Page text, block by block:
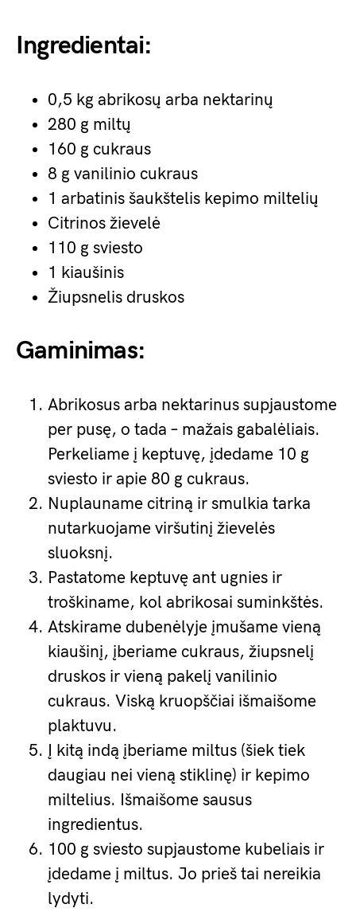
Ingredientai:
0,5 kg abrikosų arba nektarinų
280 g miltų
160 g cukraus
8 g vanilinio cukraus
1 arbatinis šaukštelis kepimo miltelių
Citrinos žievelė
110 g sviesto
1 kiaušinis
Žiupsnelis druskos
Gaminimas:
Abrikosus arba nektarinus supjaustome
per pusę, o tada – mažais gabalėliais.
Perkeliame į keptuvę, įdedame 10 g
sviesto ir apie 80 g cukraus.
Nuplauname citriną ir smulkia tarka
nutarkuojame viršutinį žievelės
sluoksnį.
Pastatome keptuvę ant ugnies ir
troškiname, kol abrikosai suminkštės.
Atskirame dubenėlyje įmušame vieną
kiaušinį, įberiame cukraus, žiupsnelį
druskos ir vieną pakelį vanilinio
cukraus. Viską kruopščiai išmaišome
plaktuvu.
Į kitą indą įberiame miltus (šiek tiek
daugiau nei vieną stiklinę) ir kepimo
miltelius. Išmaišome sausus
ingredientus.
100 g sviesto supjaustome kubeliais ir
įdedame į miltus. Jo prieš tai nereikia
lydyti.